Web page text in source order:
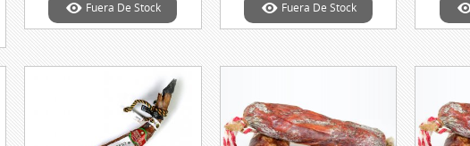
Fuera De Stock Fuera De Stock